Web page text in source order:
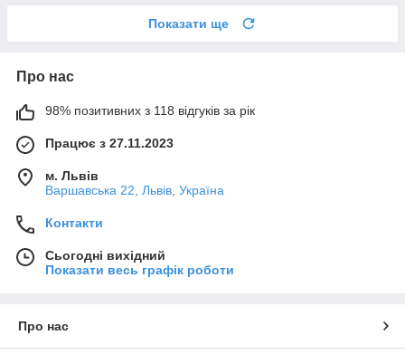
Показати ще
Про нас
98% позитивних з 118 відгуків за рік
Працює з 27.11.2023
м. Львів
Варшавська 22, Львів, Україна
Контакти
Сьогодні вихідний
Показати весь графік роботи
Про нас